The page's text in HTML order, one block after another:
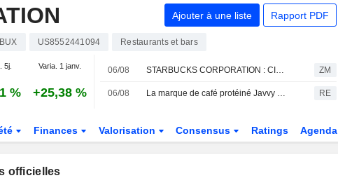
Ajouter à une liste Rapport PDF
US8552441094 Restaurants et bars
5j. Varia. 1 janv.
% +25,38 %
06/08 STARBUCKS CORPORATION : CICC Research à l'achat ZM
06/08 La marque de café protéiné Javvy explore une mise en vente, selon des sources RE
Finances Valorisation Consensus Ratings Agenda
officielles